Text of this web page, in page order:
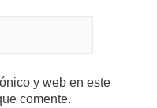
y web en este
comente.